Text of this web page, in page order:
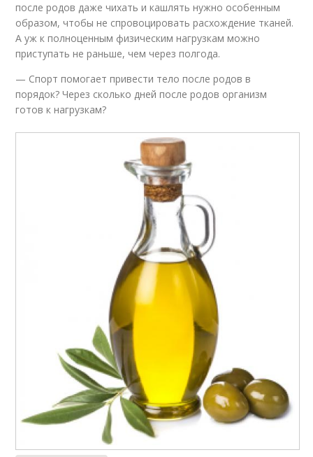
после родов даже чихать и кашлять нужно особенным
образом, чтобы не спровоцировать расхождение тканей.
А уж к полноценным физическим нагрузкам можно
приступать не раньше, чем через полгода.
— Спорт помогает привести тело после родов в
порядок? Через сколько дней после родов организм
готов к нагрузкам?